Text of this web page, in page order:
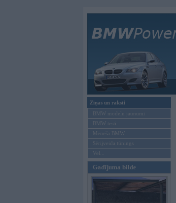
Ziņas un raksti
BMW modeļu jaunumi
BMW testi
Mēneša BMW
Sērijveida tūnings
Vel...
Gadījuma bilde